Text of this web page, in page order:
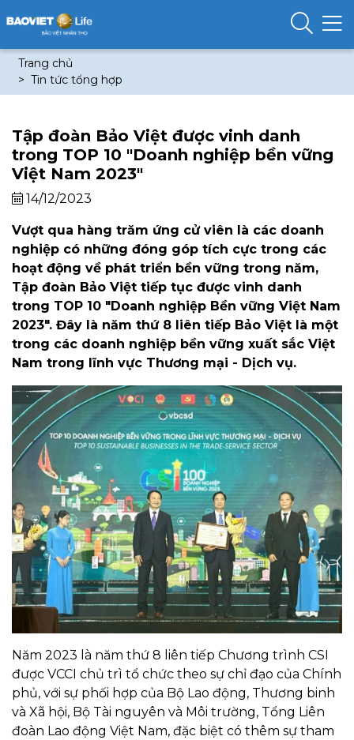
Trang chủ
Tin tức tổng hợp
Tập đoàn Bảo Việt được vinh danh
trong TOP 10 "Doanh nghiệp bền vững
Việt Nam 2023"
14/12/2023
Vượt qua hàng trăm ứng cử viên là các doanh
nghiệp có những đóng góp tích cực trong các
hoạt động về phát triển bền vững trong năm,
Tập đoàn Bảo Việt tiếp tục được vinh danh
trong TOP 10 "Doanh nghiệp Bền vững Việt Nam
2023". Đây là năm thứ 8 liên tiếp Bảo Việt là một
trong các doanh nghiệp bền vững xuất sắc Việt
Nam trong lĩnh vực Thương mại - Dịch vụ.
Năm 2023 là năm thứ 8 liên tiếp Chương trình CSI
được VCCI chủ trì tổ chức theo sự chỉ đạo của Chính
phủ, với sự phối hợp của Bộ Lao động, Thương binh
và Xã hội, Bộ Tài nguyên và Môi trường, Tổng Liên
đoàn Lao động Việt Nam, đặc biệt có thêm sự tham